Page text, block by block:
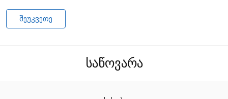
ᲨᲔᲣᲙᲕᲔᲗᲔ
საწოვარა